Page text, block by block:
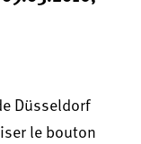
Düsseldorf
le bouton